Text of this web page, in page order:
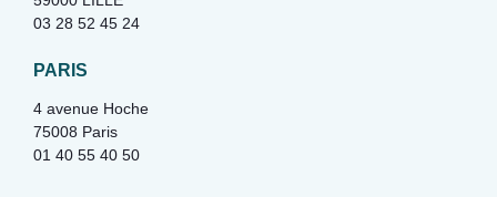
03 28 52 45 24
PARIS
4 avenue Hoche
75008 Paris
01 40 55 40 50